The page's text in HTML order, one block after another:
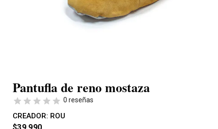
Pantufla de reno mostaza
0 reseñas
CREADOR: ROU